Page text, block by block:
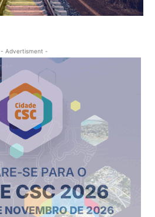
- Advertisment -